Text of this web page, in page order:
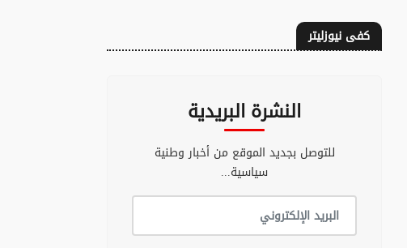
كفى نيوزليتر
النشرة البريدية
للتوصل بجديد الموقع من أخبار وطنية
سياسية...